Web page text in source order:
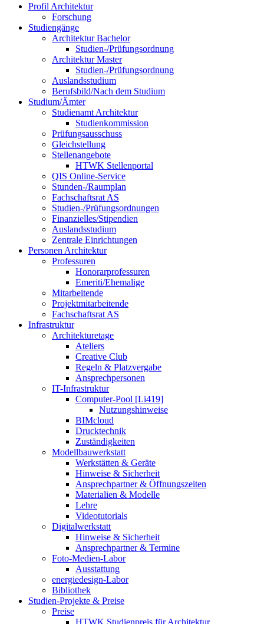
Profil Architektur
Forschung
Studiengänge
Architektur Bachelor
Studien-/Prüfungsordnung
Architektur Master
Studien-/Prüfungsordnung
Auslandsstudium
Berufsbild/Nach dem Studium
Studium/Ämter
Studienamt Architektur
Studienkommission
Prüfungsausschuss
Gleichstellung
Stellenangebote
HTWK Stellenportal
QIS Online-Service
Stunden-/Raumplan
Fachschaftsrat AS
Studien-/Prüfungsordnungen
Finanzielles/Stipendien
Auslandsstudium
Zentrale Einrichtungen
Personen Architektur
Professuren
Honorarprofessuren
Emeriti/Ehemalige
Mitarbeitende
Projektmitarbeitende
Fachschaftsrat AS
Infrastruktur
Architekturetage
Ateliers
Creative Club
Regeln & Platzvergabe
Ansprechpersonen
IT-Infrastruktur
Computer-Pool [Li419]
Nutzungshinweise
BIMcloud
Drucktechnik
Zuständigkeiten
Modellbauwerkstatt
Werkstätten & Geräte
Hinweise & Sicherheit
Ansprechpartner & Öffnungszeiten
Materialien & Modelle
Lehre
Videotutorials
Digitalwerkstatt
Hinweise & Sicherheit
Ansprechpartner & Termine
Foto-Medien-Labor
Ausstattung
energiedesign-Labor
Bibliothek
Studien-Projekte & Preise
Preise
HTWK Studienpreis für Architektur